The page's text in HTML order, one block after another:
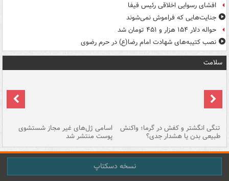
افشای رسوایی اخلاقی رئیس فیفا
جنایت‌هایی که فراموش نمی‌شوند
حواله دلار ۱۵۴ هزار و ۴۵۱ تومان شد
نصب کتیبه‌های شهادت امام رضا(ع) در حرم رضوی
سلامت
تنگی انگشتر و کفش در گرما؛ واکنش
طبیعی بدن یا هشدار جدی؟
اسامی ژل‌های غیر مجاز شستشوی
پوست منتشر شد
نسخه دسکتاپ